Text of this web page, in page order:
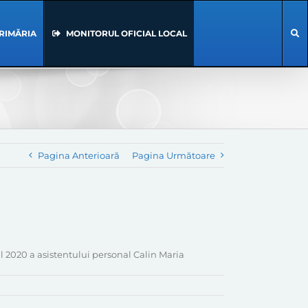
MONITORUL OFICIAL LOCAL
Pagina Anterioară Pagina Următoare
a asistentului personal Calin Maria